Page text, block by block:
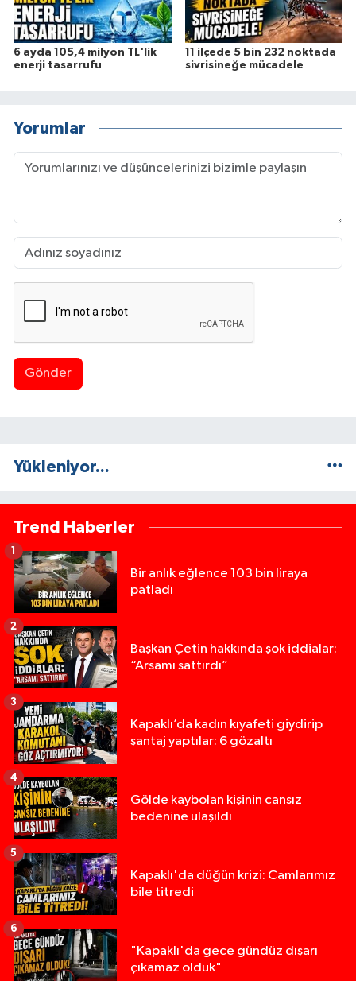
6 ayda 105,4 milyon TL'lik
enerji tasarrufu
11 ilçede 5 bin 232 noktada
sivrisineğe mücadele
Yorumlar
Gönder
Yükleniyor...
Trend Haberler
Bir anlık eğlence 103 bin liraya
patladı
1
Başkan Çetin hakkında şok iddialar:
“Arsamı sattırdı”
2
Kapaklı’da kadın kıyafeti giydirip
şantaj yaptılar: 6 gözaltı
3
Gölde kaybolan kişinin cansız
bedenine ulaşıldı
4
Kapaklı'da düğün krizi: Camlarımız
bile titredi
5
"Kapaklı'da gece gündüz dışarı
çıkamaz olduk"
6